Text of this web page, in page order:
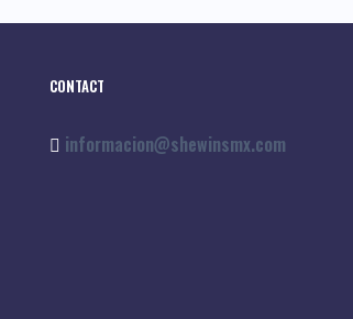
CONTACT
informacion@shewinsmx.com